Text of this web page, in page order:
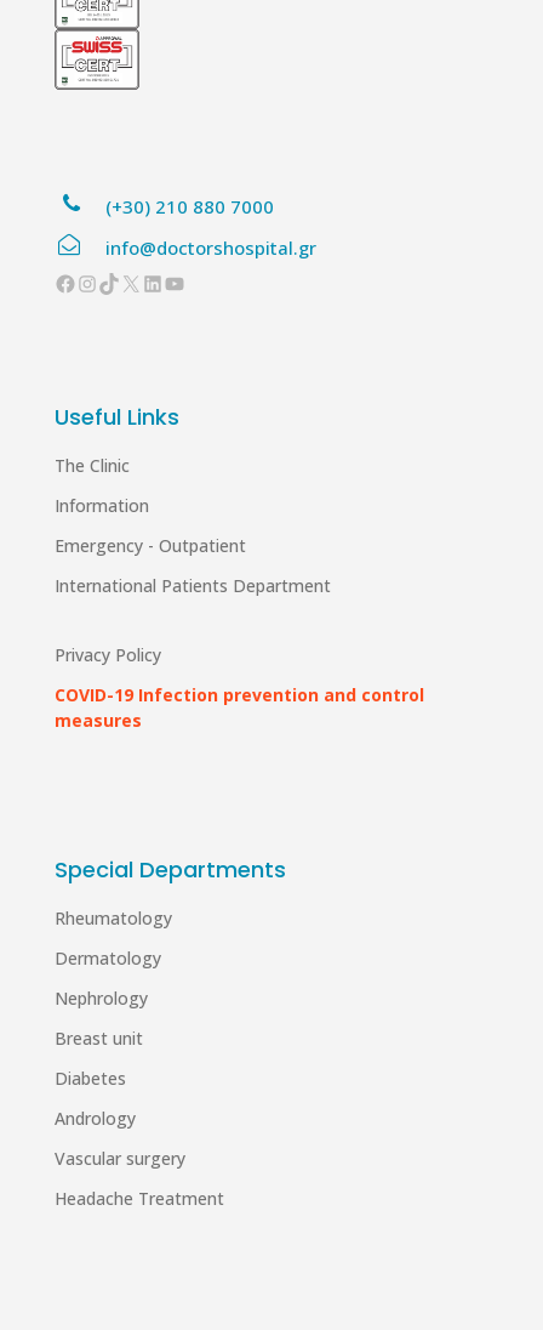
(+30) 210 880 7000
info@doctorshospital.gr
Facebook
Instagram
TikTok
X LinkedIn
YouTube
Useful Links
The Clinic
Information
Emergency - Outpatient
International Patients Department
Privacy Policy
COVID-19 Infection prevention and control
measures
Special Departments
Rheumatology
Dermatology
Nephrology
Breast unit
Diabetes
Andrology
Vascular surgery
Headache Treatment